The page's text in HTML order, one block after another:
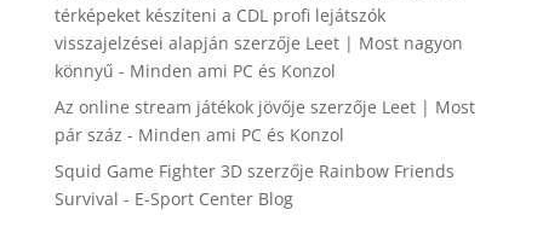
térképeket készíteni a CDL profi lejátszók
visszajelzései alapján szerzője Leet | Most nagyon
könnyű - Minden ami PC és Konzol
Az online stream játékok jövője szerzője Leet | Most
pár száz - Minden ami PC és Konzol
Squid Game Fighter 3Dszerzője Rainbow Friends
Survival - E-Sport Center Blog